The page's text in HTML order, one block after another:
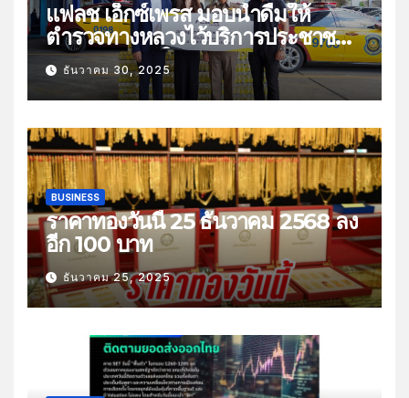
แฟลช เอ็กซ์เพรส มอบน้ำดื่มให้
ตำรวจทางหลวงไว้บริการประชาชน
ช่วงเทศกาลปีใหม่
ธันวาคม 30, 2025
BUSINESS
ราคาทองวันนี้ 25 ธันวาคม 2568 ลง
อีก 100 บาท
ธันวาคม 25, 2025